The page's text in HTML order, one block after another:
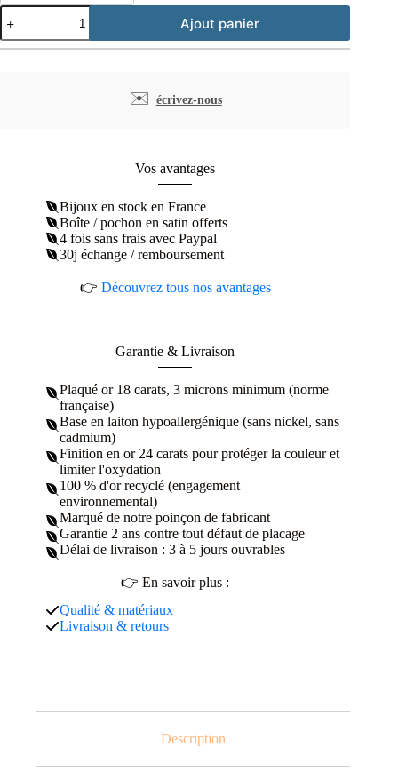
quantité
de
Boucles
Ajout panier
✉️ écrivez-nous
Vos avantages
Bijoux en stock en France
Boîte / pochon en satin offerts
4 fois sans frais avec Paypal
30j échange / remboursement
👉 Découvrez tous nos avantages
Garantie & Livraison
Plaqué or 18 carats, 3 microns minimum (norme
française)
Base en laiton hypoallergénique (sans nickel, sans
cadmium)
Finition en or 24 carats pour protéger la couleur et
limiter l'oxydation
100 % d'or recyclé (engagement
environnemental)
Marqué de notre poinçon de fabricant
Garantie 2 ans contre tout défaut de placage
Délai de livraison : 3 à 5 jours ouvrables
👉 En savoir plus :
Qualité & matériaux
Livraison & retours
Description